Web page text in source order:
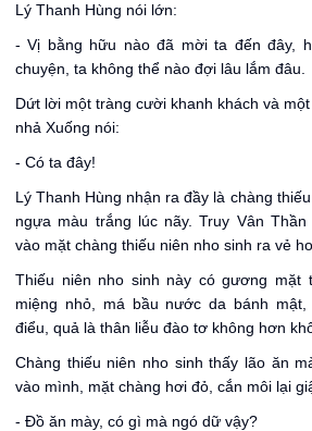
Lý Thanh Hùng nói lớn:
- Vị bằng hữu nào đã mời ta đến đây,
chuyện, ta không thể nào đợi lâu lắm đâu.
Dứt lời một tràng cười khanh khách và
nhả Xuống nói:
- Có ta đây!
Lý Thanh Hùng nhận ra đầy là chàng
ngựa màu trắng lúc nãy. Truy Vân
vào mặt chàng thiếu niên nho sinh ra vẻ
Thiếu niên nho sinh này có gương mặt
miệng nhỏ, má bầu nước da bánh
điểu, quả là thân liễu đào tơ không hơn
Chàng thiếu niên nho sinh thấy lão ăn
vào mình, mặt chàng hơi đỏ, cắn môi lại
- Đồ ăn mày, có gì mà ngó dữ vậy?